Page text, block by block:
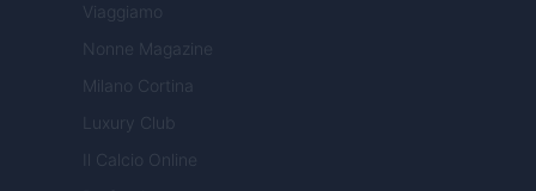
Viaggiamo
Nonne Magazine
Milano Cortina
Luxury Club
Il Calcio Online